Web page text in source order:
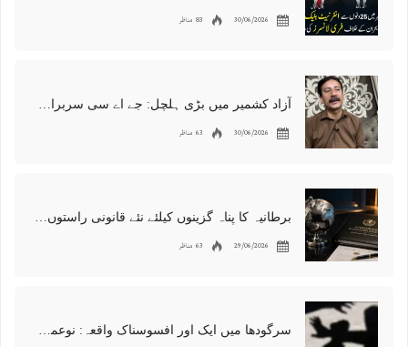
30/06/2026 83 مناظر
آزاد کشمیر میں بڑی ہلچل: جے اے سی سربراہ شوکت نواز میر کی گرفتاری، دھرنا جاری
30/06/2026 63 مناظر
برطانیہ کا پناہ گزینوں کیلئے نئے قانونی راستوں اور اسپانسر شپ نظام کا اعلان
29/06/2026 63 مناظر
سرگودھا میں ایک اور افسوسناک واقعہ: نوعمر لڑکے سے مبینہ زیادتی، مقدمہ درج